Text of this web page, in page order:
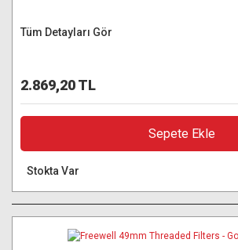
Tüm Detayları Gör
2.869,20 TL
Sepete Ekle
Stokta Var